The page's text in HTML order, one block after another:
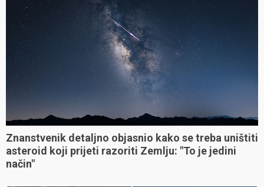
Znanstvenik detaljno objasnio kako se treba uništiti
asteroid koji prijeti razoriti Zemlju: "To je jedini
način"